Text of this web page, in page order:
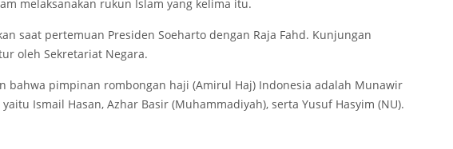
melaksanakan rukun Islam yang kelima itu.
saat pertemuan Presiden Soeharto dengan Raja Fahd. Kunjungan
oleh Sekretariat Negara.
bahwa pimpinan rombongan haji (Amirul Haj) Indonesia adalah Munawir
Ismail Hasan, Azhar Basir (Muhammadiyah), serta Yusuf Hasyim (NU).